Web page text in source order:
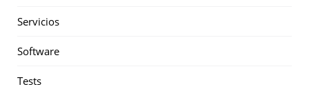
Servicios
Software
Tests